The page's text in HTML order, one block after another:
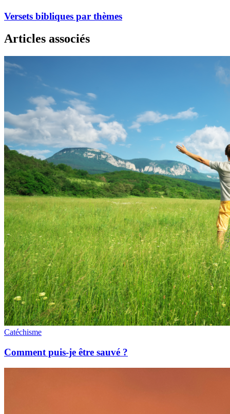
Versets bibliques par thèmes
Articles associés
Catéchisme
Comment puis-je être sauvé ?